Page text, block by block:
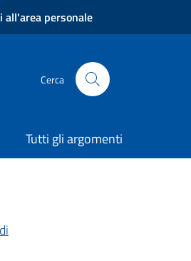
all'area personale
Cerca
Tutti gli argomenti